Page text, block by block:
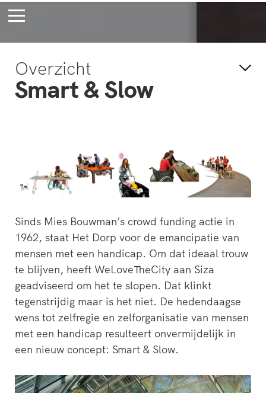
's-Hertogenbosch
Voor eeuwig
Overzicht
Smart & Slow
Sinds Mies Bouwman’s crowd funding actie in
1962, staat Het Dorp voor de emancipatie van
mensen met een handicap. Om dat ideaal trouw
te blijven, heeft WeLoveTheCity aan Siza
geadviseerd om het te slopen. Dat klinkt
tegenstrijdig maar is het niet. De hedendaagse
wens tot zelfregie en zelforganisatie van mensen
met een handicap resulteert onvermijdelijk in
een nieuw concept: Smart & Slow.